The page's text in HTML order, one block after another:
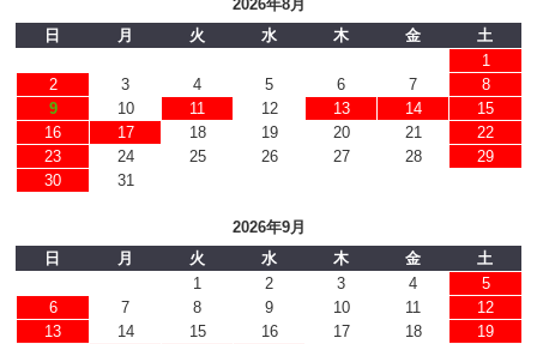
2026年8月
日
月 火 水 木 金
土
1
2
3 4 5 6 7
8
9
10 11 12 13 14
15
16
17 18 19 20 21
22
23
24 25 26 27 28
29
30
31
2026年9月
日
月 火 水 木 金
土
1
2 3 4
5
6
7 8 9 10 11
12
13
14 15 16 17 18
19